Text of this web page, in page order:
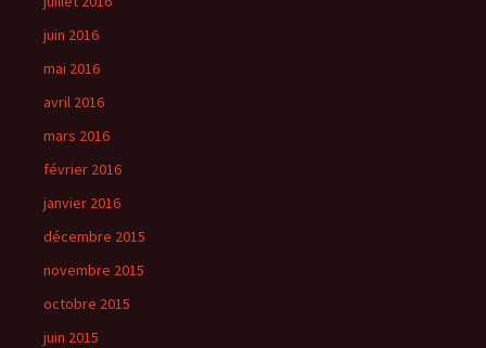
juin 2016
mai 2016
avril 2016
mars 2016
février 2016
janvier 2016
décembre 2015
novembre 2015
octobre 2015
juin 2015